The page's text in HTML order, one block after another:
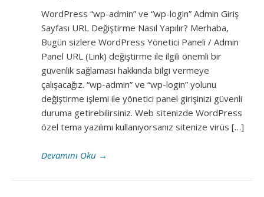
WordPress “wp-admin” ve “wp-login” Admin Giriş
Sayfası URL Değiştirme Nasıl Yapılır? Merhaba,
Bugün sizlere WordPress Yönetici Paneli / Admin
Panel URL (Link) değiştirme ile ilgili önemli bir
güvenlik sağlaması hakkında bilgi vermeye
çalışacağız. “wp-admin” ve “wp-login” yolunu
değiştirme işlemi ile yönetici panel girişinizi güvenli
duruma getirebilirsiniz. Web sitenizde WordPress
özel tema yazılımı kullanıyorsanız sitenize virüs […]
Devamını Oku →